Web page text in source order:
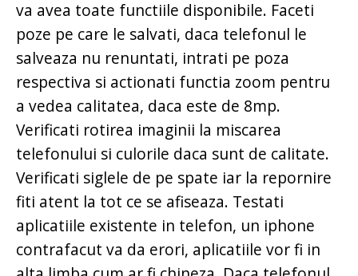
va avea toate functiile disponibile. Faceti
poze pe care le salvati, daca telefonul le
salveaza nu renuntati, intrati pe poza
respectiva si actionati functia zoom pentru
a vedea calitatea, daca este de 8mp.
Verificati rotirea imaginii la miscarea
telefonului si culorile daca sunt de calitate.
Verificati siglele de pe spate iar la repornire
fiti atent la tot ce se afiseaza. Testati
aplicatiile existente in telefon, un iphone
contrafacut va da erori, aplicatiile vor fi in